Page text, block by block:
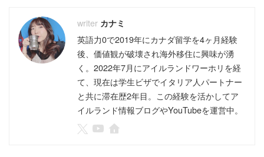
カナミ
英語力0で2019年にカナダ留学を4ヶ月経験
後、価値観が破壊され海外移住に興味が湧
く。2022年7月にアイルランドワーホリを経
て、現在は学生ビザでイタリア人パートナー
と共に滞在歴2年目。この経験を活かしてア
イルランド情報ブログやYouTubeを運営中。